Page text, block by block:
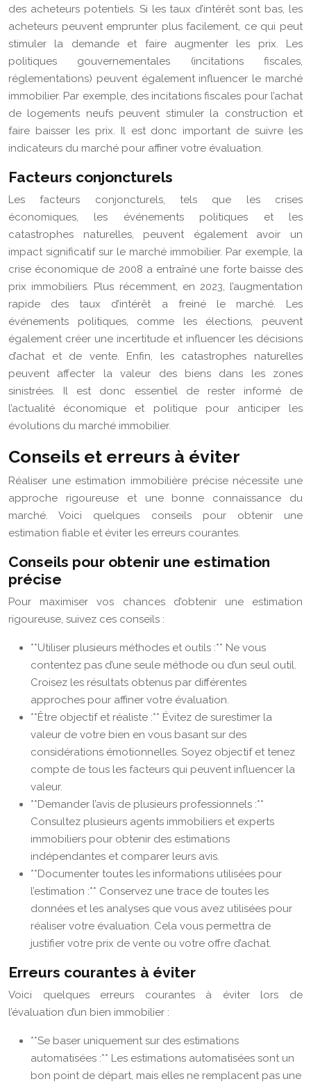
des acheteurs potentiels. Si les taux d’intérêt sont bas, les
acheteurs peuvent emprunter plus facilement, ce qui peut
stimuler la demande et faire augmenter les prix. Les
politiques gouvernementales (incitations fiscales,
réglementations) peuvent également influencer le marché
immobilier. Par exemple, des incitations fiscales pour l’achat
de logements neufs peuvent stimuler la construction et
faire baisser les prix. Il est donc important de suivre les
indicateurs du marché pour affiner votre évaluation.
Facteurs conjoncturels
Les facteurs conjoncturels, tels que les crises
économiques, les événements politiques et les
catastrophes naturelles, peuvent également avoir un
impact significatif sur le marché immobilier. Par exemple, la
crise économique de 2008 a entraîné une forte baisse des
prix immobiliers. Plus récemment, en 2023, l’augmentation
rapide des taux d’intérêt a freiné le marché. Les
événements politiques, comme les élections, peuvent
également créer une incertitude et influencer les décisions
d’achat et de vente. Enfin, les catastrophes naturelles
peuvent affecter la valeur des biens dans les zones
sinistrées. Il est donc essentiel de rester informé de
l’actualité économique et politique pour anticiper les
évolutions du marché immobilier.
Conseils et erreurs à éviter
Réaliser une estimation immobilière précise nécessite une
approche rigoureuse et une bonne connaissance du
marché. Voici quelques conseils pour obtenir une
estimation fiable et éviter les erreurs courantes.
Conseils pour obtenir une estimation
précise
Pour maximiser vos chances d’obtenir une estimation
rigoureuse, suivez ces conseils :
**Utiliser plusieurs méthodes et outils :** Ne vous
contentez pas d’une seule méthode ou d’un seul outil.
Croisez les résultats obtenus par différentes
approches pour affiner votre évaluation.
**Être objectif et réaliste :** Évitez de surestimer la
valeur de votre bien en vous basant sur des
considérations émotionnelles. Soyez objectif et tenez
compte de tous les facteurs qui peuvent influencer la
valeur.
**Demander l’avis de plusieurs professionnels :**
Consultez plusieurs agents immobiliers et experts
immobiliers pour obtenir des estimations
indépendantes et comparer leurs avis.
**Documenter toutes les informations utilisées pour
l’estimation :** Conservez une trace de toutes les
données et les analyses que vous avez utilisées pour
réaliser votre évaluation. Cela vous permettra de
justifier votre prix de vente ou votre offre d’achat.
Erreurs courantes à éviter
Voici quelques erreurs courantes à éviter lors de
l’évaluation d’un bien immobilier :
**Se baser uniquement sur des estimations
automatisées :** Les estimations automatisées sont un
bon point de départ, mais elles ne remplacent pas une